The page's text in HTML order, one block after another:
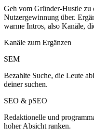
Geh vom Gründer-Hustle
Nutzergewinnung über.
warme Intros, also Kanäle,
Kanäle zum Ergänzen
SEM
Bezahlte Suche, die Leute
deiner suchen.
SEO & pSEO
Redaktionelle und
hoher Absicht ranken.